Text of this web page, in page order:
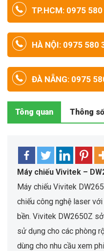
TP.HCM: 0975
HÀ NỘI: 0975 580
ĐÀ NẴNG: 0975
Tông quan Thông
Máy chiếu Vivitek –
Máy chiếu Vivitek
chiếu công nghệ laser
bền. Vivitek DW2650Z
sử dụng cho các phòng
dùng cho nhu cầu xem